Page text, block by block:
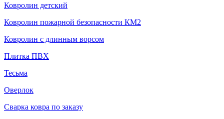
Ковролин детский
Ковролин пожарной безопасности КМ2
Ковролин с длинным ворсом
Плитка ПВХ
Тесьма
Оверлок
Сварка ковра по заказу